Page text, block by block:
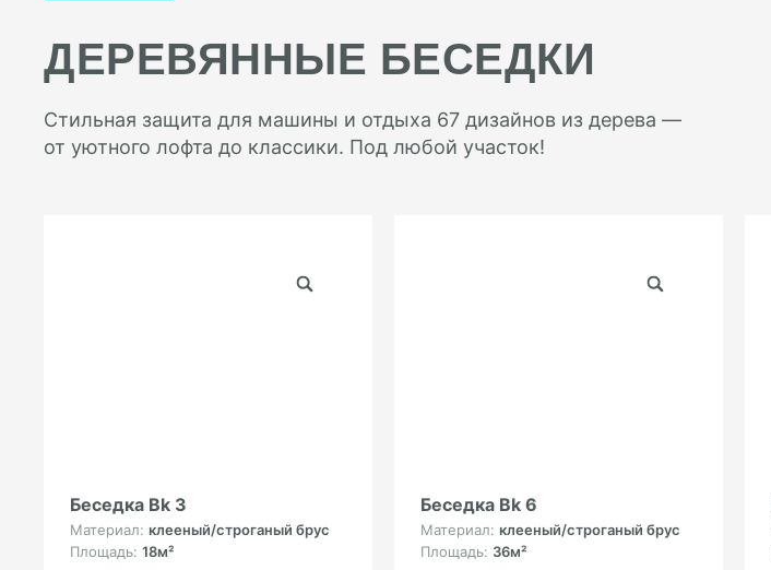
ДЕРЕВЯННЫЕ БЕСЕДКИ
Стильная защита для машины и отдыха 67 дизайнов из дерева —
от уютного лофта до классики. Под любой участок!
Беседка Bk 3
Материал: клееный/строганый брус
Площадь: 18м²
Беседка Bk 6
Материал: клееный/строганый брус
Площадь: 36м²